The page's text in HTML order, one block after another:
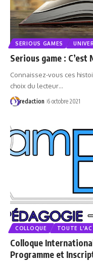
SERIOUS GAMES
Serious game :
Connaissez-vous ces
choix du lecteur…
redaction 6 octobre 2021
COLLOQUE TOUTE
Colloque
Programme et